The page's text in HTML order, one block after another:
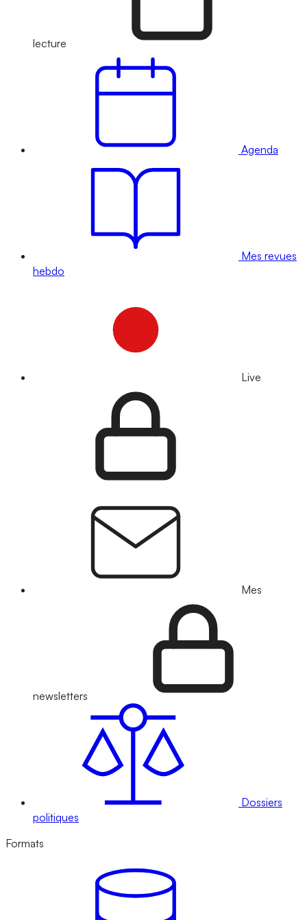
lecture
Agenda
Mes revues
hebdo
Live
Mes
newsletters
Dossiers
politiques
Formats